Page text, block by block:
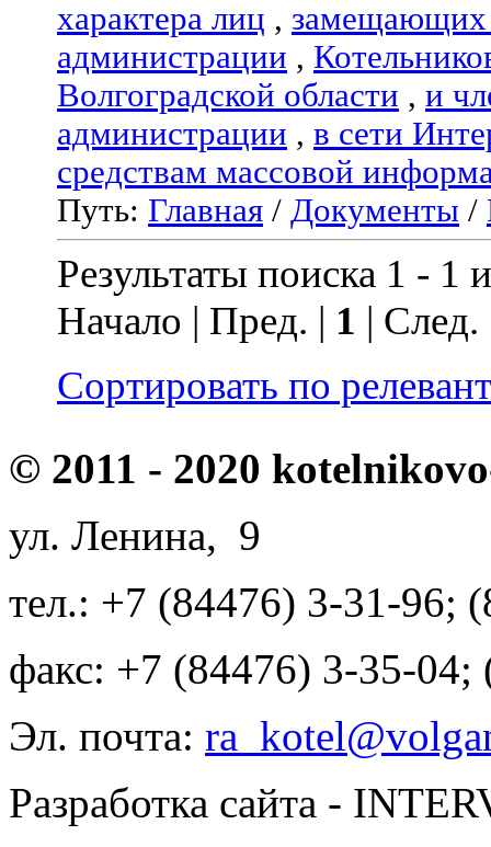
характера лиц , замещающих
администрации ,
Волгоградской области , и
администрации , в сети
средствам массовой
Путь: Главная / Документы /
Результаты поиска 1 - 1
Начало | Пред. | 1 |
Сортировать по
© 2011 - 2020
ул. Ленина, 9
тел.: +7 (84476) 3-31-96;
факс: +7 (84476) 3-35-04;
Эл. почта:
Разработка сайта -